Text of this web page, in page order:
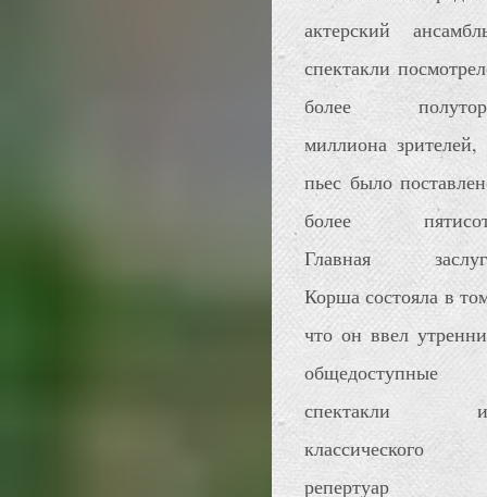
актерский
спектакли
более
миллиона зрителей,
пьес было
более
Главная
Корша состояла в
что он ввел
общедоступные
спектакли
классического
репертуар